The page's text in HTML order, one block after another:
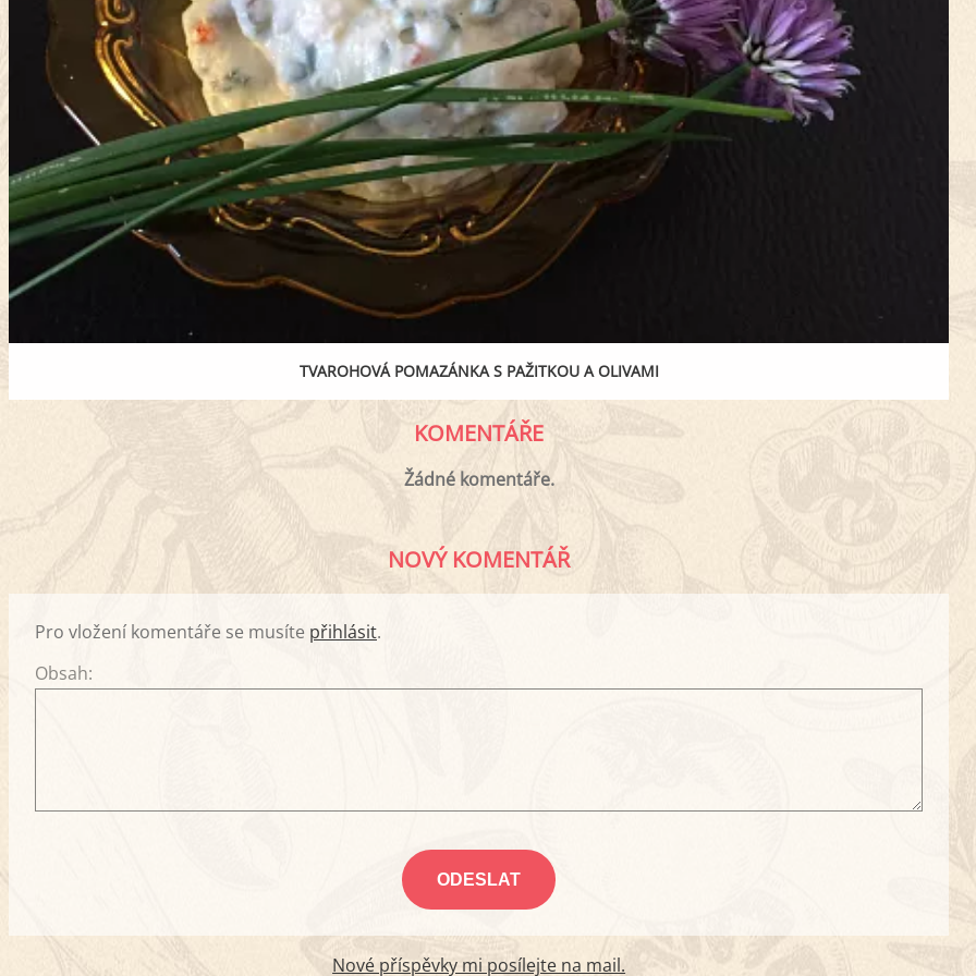
TVAROHOVÁ POMAZÁNKA S PAŽITKOU A OLIVAMI
KOMENTÁŘE
Žádné komentáře.
NOVÝ KOMENTÁŘ
Pro vložení komentáře se musíte přihlásit.
Obsah:
Nové příspěvky mi posílejte na mail.